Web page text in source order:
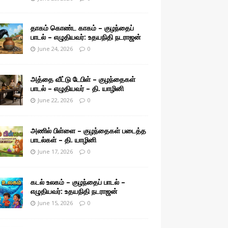
தாகம் கொண்ட காகம் – குழந்தைப்
பாடல் – எழுதியவர்: உதயநிதி நடராஜன்
June 24, 2026 0
அத்தை வீட்டு டேபிள் – குழந்தைகள்
பாடல் – எழுதியவர் – தி. யாழினி
June 22, 2026 0
அணில் பிள்ளை – குழந்தைகள் படைத்த
பாடல்கள் – தி. யாழினி
June 17, 2026 0
கடல் உலகம் – குழந்தைப் பாடல் –
எழுதியவர்: உதயநிதி நடராஜன்
June 15, 2026 0